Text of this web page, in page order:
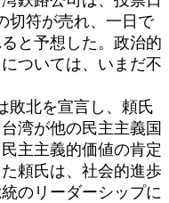
切符が売れ、一日で
と予想した。政治的
ついては、いまだ不
敗北を宣言し、頼氏
湾が他の民主主義国
主主義的価値の肯定
頼氏は、社会的進歩
のリーダーシップに